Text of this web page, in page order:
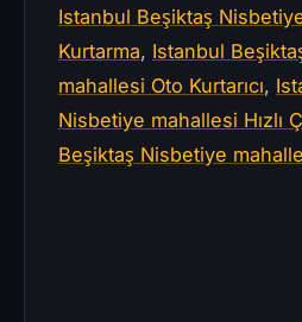
Istanbul Beşiktaş
Kurtarma, Istanbul
mahallesi Oto Kurtarıcı,
Nisbetiye mahallesi Hızlı
Beşiktaş Nisbetiye